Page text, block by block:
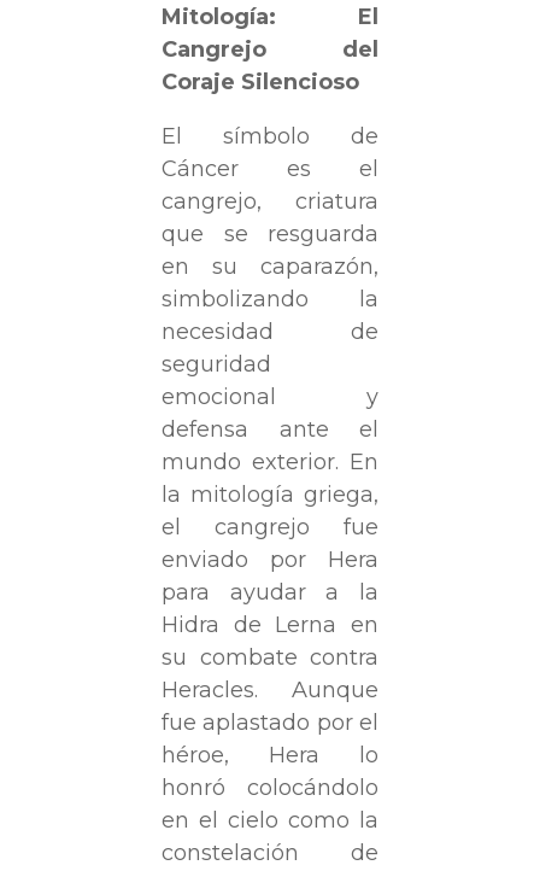
Mitología: El
Cangrejo del
Coraje Silencioso
El símbolo de
Cáncer es el
cangrejo, criatura
que se resguarda
en su caparazón,
simbolizando la
necesidad de
seguridad
emocional y
defensa ante el
mundo exterior. En
la mitología griega,
el cangrejo fue
enviado por Hera
para ayudar a la
Hidra de Lerna en
su combate contra
Heracles. Aunque
fue aplastado por el
héroe, Hera lo
honró colocándolo
en el cielo como la
constelación de